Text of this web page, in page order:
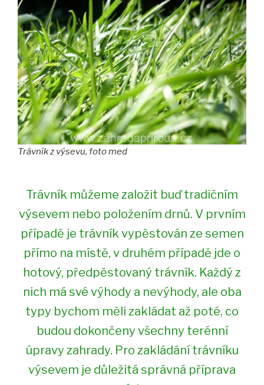
Trávník z výsevu, foto med
Trávník můžeme založit buď tradičním
výsevem nebo položením drnů. V prvním
případě je trávník vypěstován ze semen
přímo na místě, v druhém případě jde o
hotový, předpěstovaný trávník. Každý z
nich má své výhody a nevýhody, ale oba
typy bychom měli zakládat až poté, co
budou dokončeny všechny terénní
úpravy zahrady. Pro zakládání trávníku
výsevem je důležitá správná příprava